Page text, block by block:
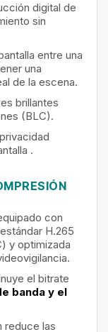
digital de
sin
entre una
una
de la escena.
brillantes
(BLC).
.
con
H.265
y optimizada
el bitrate
banda y el
reduce las